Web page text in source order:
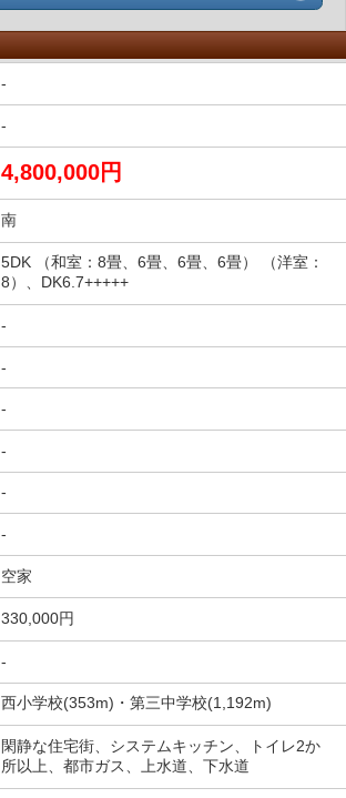
-
-
4,800,000円
南
5DK （和室：8畳、6畳、6畳、6畳） （洋室：
8）、DK6.7+++++
-
-
-
-
-
-
空家
330,000円
-
西小学校(353m)・第三中学校(1,192m)
閑静な住宅街、システムキッチン、トイレ2か
所以上、都市ガス、上水道、下水道